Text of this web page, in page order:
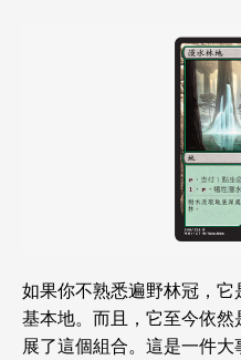
如果你不熟悉遍野林冠，
基本地。而且，它至今依然
展了這個組合。這是一件